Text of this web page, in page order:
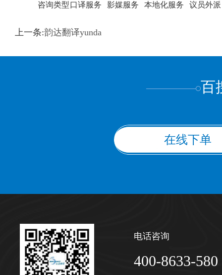
咨询类型口译服务 影媒服务 本地化服务 议员外派
训翻译
上一条:韵达翻译yunda
百
在线下单
电话咨询
400-8633-580